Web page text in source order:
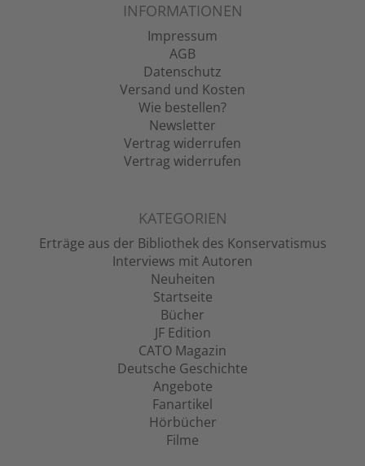
INFORMATIONEN
Impressum
AGB
Datenschutz
Versand und Kosten
Wie bestellen?
Newsletter
Vertrag widerrufen
Vertrag widerrufen
KATEGORIEN
Erträge aus der Bibliothek des Konservatismus
Interviews mit Autoren
Neuheiten
Startseite
Bücher
JF Edition
CATO Magazin
Deutsche Geschichte
Angebote
Fanartikel
Hörbücher
Filme